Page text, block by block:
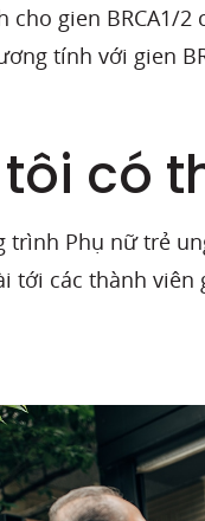
cho gien BRCA1/
tính với gien
có
trình Phụ nữ trẻ
tới các thành viên